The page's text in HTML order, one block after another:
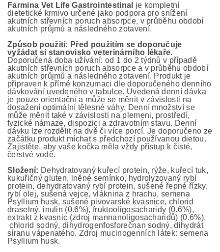
Farmina Vet Life Gastrointestinal je kompletní
dietetické krmivo určené jako podpora pro snížení
akutních střevních poruch absorpce, v průběhu období
akutních průjmů a následného zotavení.
Způsob použití: Před použitím se doporučuje
vyžádat si stanovisko veterinárního lékaře.
Doporučená doba užívání: od 1 do 2 týdnů v případě
akutních střevních poruch absorpce a v průběhu období
akutních průjmů a následného zotavení. Produkt je
připraven k přímé konzumaci dle doporučeného denního
dávkování uvedeného v tabulce. Uvedená denní dávka
je pouze orientační a může se měnit v závislosti na
dosažení optimální tělesné váhy. Denní množství se
může měnit také v závislosti na plemeni, prostředí,
fyzické námaze, dispozici a zdravotním stavu. Denní
dávku lze rozdělit na dvě či více porcí. Je doporučeno ze
začátku produkt míchat s předchozí používanou dietou.
Zajistěte, aby vaše kočka měla vždy přístup k čisté,
čerstvé vodě.
Složení: Dehydratovaný kuřecí protein, rýže, kuřecí tuk,
kukuřičný gluten, lněné semínko, hydrolyzovaný rybí
protein, dehydratovaný rybí protein, sušené řepné řízky,
rybí olej, sušená vejce, vláknina z hrachu, semena
Psyllium husk, sušené pivovarské kvasnice, chlorid
draselný, inulin (0.6%), fruktooligosacharidy (0.6%),
extrakt z kvasnic (zdroj mannanoligosacharidů) (0.6%),
chlorid sodný, dihydrogenfosforečnan sodný, dihydrát
síranu vápenatého. Zdroj mucinogenních látek: semena
Psyllium husk.